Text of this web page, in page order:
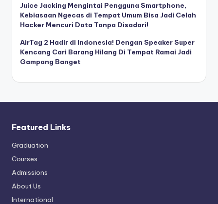
Juice Jacking Mengintai Pengguna Smartphone,
Kebiasaan Ngecas di Tempat Umum Bisa Jadi Celah
Hacker Mencuri Data Tanpa Disadari!
AirTag 2 Hadir di Indonesia! Dengan Speaker Super
Kencang Cari Barang Hilang Di Tempat Ramai Jadi
Gampang Banget
Featured Links
Graduation
Courses
Admissions
About Us
International